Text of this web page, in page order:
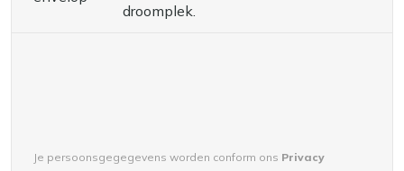
droomplek.
Je persoonsgegegevens worden conform ons Privacy